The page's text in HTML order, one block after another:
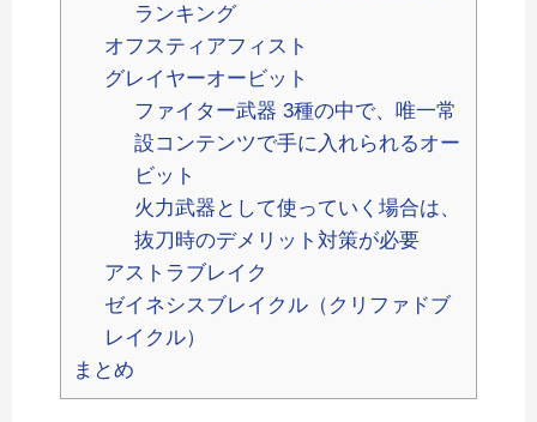
ランキング
オフスティアフィスト
グレイヤーオービット
ファイター武器 3種の中で、唯一常
設コンテンツで手に入れられるオー
ビット
火力武器として使っていく場合は、
抜刀時のデメリット対策が必要
アストラブレイク
ゼイネシスブレイクル（クリファドブ
レイクル）
まとめ